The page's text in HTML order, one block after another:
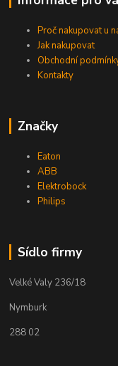
Proč nakupovat u
Jak nakupovat
Obchodní
Kontakty
Značky
Eaton
ABB
Elektrobock
Philips
Sídlo firmy
Velké Valy 236/18
Nymburk
288 02